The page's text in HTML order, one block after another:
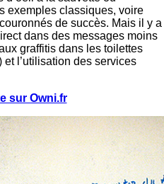
exemples classiques, voire
de succès. Mais il y a
dans des messages moins
graffitis dans les toilettes
l’utilisation des services
sur Owni.fr